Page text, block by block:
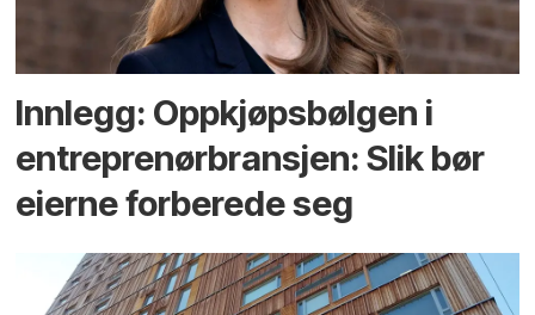
Innlegg: Oppkjøps­bølgen i
entreprenør­bransjen: Slik bør
eierne forberede seg